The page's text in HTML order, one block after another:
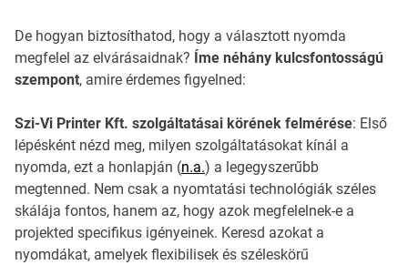
De hogyan biztosíthatod, hogy a választott nyomda
megfelel az elvárásaidnak? Íme néhány kulcsfontosságú
szempont, amire érdemes figyelned:
Szi-Vi Printer Kft. szolgáltatásai körének felmérése: Első
lépésként nézd meg, milyen szolgáltatásokat kínál a
nyomda, ezt a honlapján (n.a.) a legegyszerűbb
megtenned. Nem csak a nyomtatási technológiák széles
skálája fontos, hanem az, hogy azok megfelelnek-e a
projekted specifikus igényeinek. Keresd azokat a
nyomdákat, amelyek flexibilisek és széleskörű